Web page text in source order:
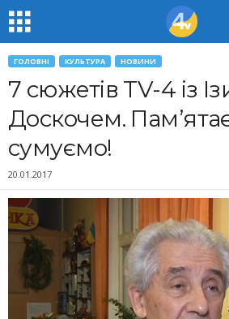
ГОЛОВНІ КУЛЬТУРА НОВИНИ
7 сюжетів TV-4 із
Доскочем.
сумуємо!
20.01.2017